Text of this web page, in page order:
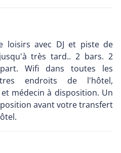
loisirs avec DJ et piste de
très tard.. 2 bars. 2
Wifi dans toutes les
endroits de l'hôtel,
médecin à disposition. Un
avant votre transfert